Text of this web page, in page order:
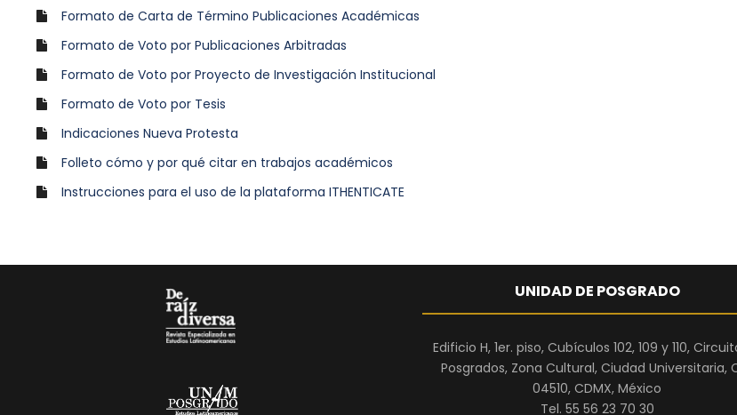
Formato de Carta de Término Publicaciones Académicas
Formato de Voto por Publicaciones Arbitradas
Formato de Voto por Proyecto de Investigación Institucional
Formato de Voto por Tesis
Indicaciones Nueva Protesta
Folleto cómo y por qué citar en trabajos académicos
Instrucciones para el uso de la plataforma ITHENTICATE
UNIDAD DE POSGRADO
Edificio H, 1er. piso, Cubículos 102, 109 y 110,
Posgrados, Zona Cultural, Ciudad Universitaria,
04510, CDMX, México
Tel. 55 56 23 70 30